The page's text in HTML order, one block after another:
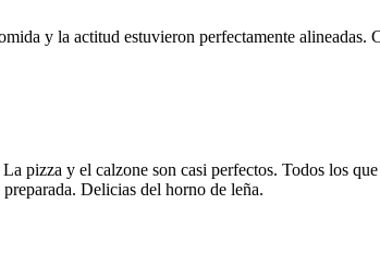
y la actitud estuvieron perfectamente alineadas.
pizza y el calzone son casi perfectos. Todos los
Delicias del horno de leña.